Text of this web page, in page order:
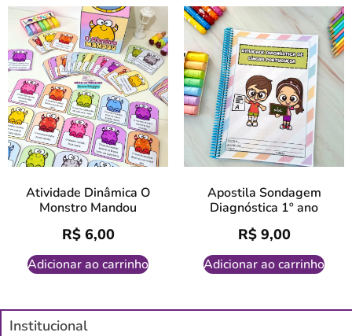
Atividade Dinâmica O
Monstro Mandou
R$6,00
Adicionar ao carrinho
Apostila Sondagem
Diagnóstica 1º ano
R$9,00
Adicionar ao carrinho
Institucional